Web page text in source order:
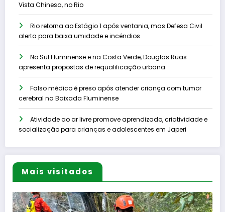
Vista Chinesa, no Rio
Rio retorna ao Estágio 1 após ventania, mas Defesa Civil
alerta para baixa umidade e incêndios
No Sul Fluminense e na Costa Verde, Douglas Ruas
apresenta propostas de requalificação urbana
Falso médico é preso após atender criança com tumor
cerebral na Baixada Fluminense
Atividade ao ar livre promove aprendizado, criatividade e
socialização para crianças e adolescentes em Japeri
Mais visitados